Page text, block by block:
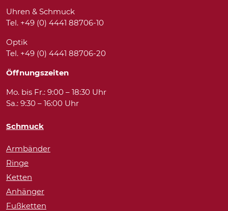
Uhren & Schmuck
Tel. +49 (0) 4441 88706-10
Optik
Tel. +49 (0) 4441 88706-20
Öffnungszeiten
Mo. bis Fr.: 9:00 – 18:30 Uhr
Sa.: 9:30 – 16:00 Uhr
Schmuck
Armbänder
Ringe
Ketten
Anhänger
Fußketten